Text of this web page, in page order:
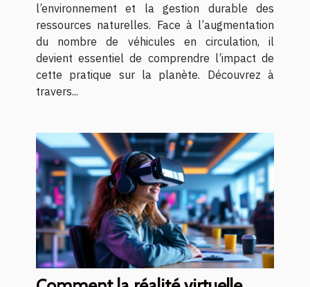
l’environnement et la gestion durable des
ressources naturelles. Face à l’augmentation
du nombre de véhicules en circulation, il
devient essentiel de comprendre l’impact de
cette pratique sur la planète. Découvrez à
travers...